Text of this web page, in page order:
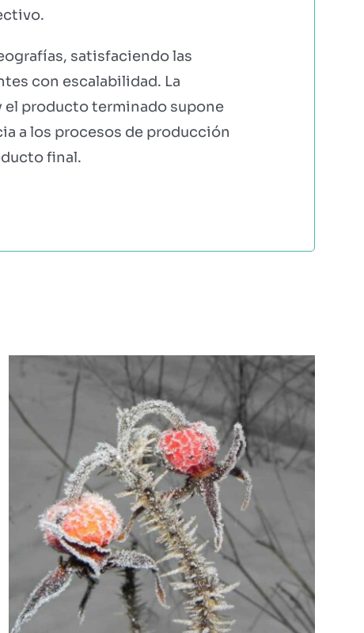
satisfaciendo las
con escalabilidad. La
el producto terminado supone
a los procesos de producción
final.